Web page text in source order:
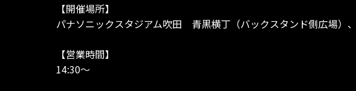
【開催場所】
パナソニックスタジアム吹田 青黒横丁（バックスタンド側広場）
【営業時間】
14:30～